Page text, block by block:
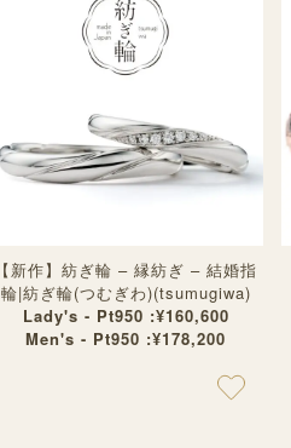
【新作】紡ぎ輪 – 縁紡ぎ – 結婚指
輪|紡ぎ輪(つむぎわ)(tsumugiwa)
Lady's - Pt950 :¥160,600
Men's - Pt950 :¥178,200